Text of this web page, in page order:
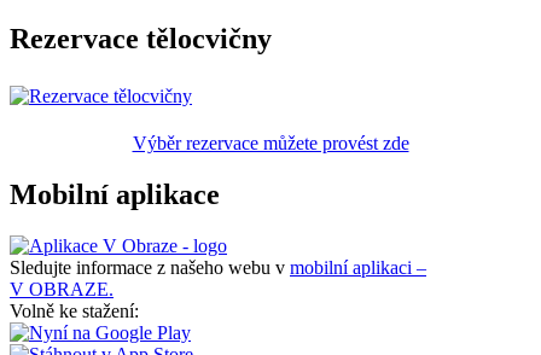
Rezervace tělocvičny
Výběr rezervace můžete provést zde
Mobilní aplikace
Sledujte informace z našeho webu v mobilní aplikaci –
V OBRAZE.
Volně ke stažení: